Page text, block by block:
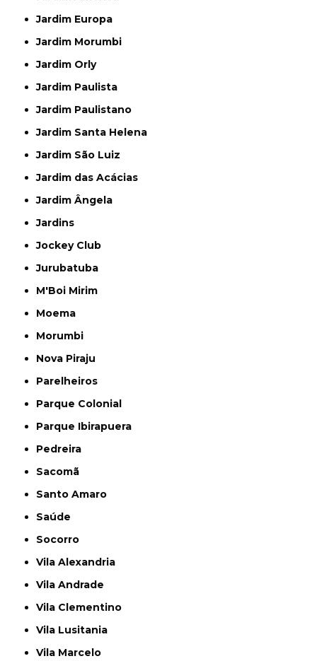
Jardim Europa
Jardim Morumbi
Jardim Orly
Jardim Paulista
Jardim Paulistano
Jardim Santa Helena
Jardim São Luiz
Jardim das Acácias
Jardim Ângela
Jardins
Jockey Club
Jurubatuba
M'Boi Mirim
Moema
Morumbi
Nova Piraju
Parelheiros
Parque Colonial
Parque Ibirapuera
Pedreira
Sacomã
Santo Amaro
Saúde
Socorro
Vila Alexandria
Vila Andrade
Vila Clementino
Vila Lusitania
Vila Marcelo